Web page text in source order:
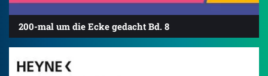
200-mal um die Ecke gedacht Bd. 8